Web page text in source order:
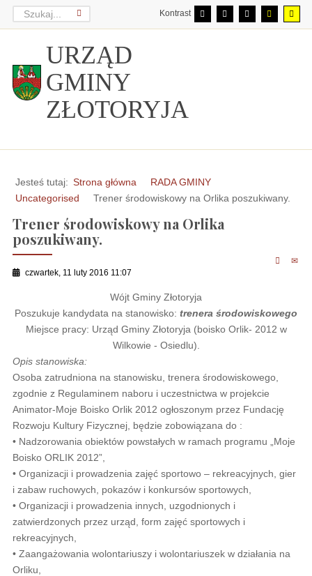
Kontrast
URZĄD
GMINY
ZŁOTORYJA
Jesteś tutaj: Strona główna
RADA GMINY
Uncategorised
Trener środowiskowy na Orlika poszukiwany.
Trener środowiskowy na Orlika
poszukiwany.
czwartek, 11 luty 2016 11:07
Wójt Gminy Złotoryja
Poszukuje kandydata na stanowisko: trenera środowiskowego
Miejsce pracy: Urząd Gminy Złotoryja (boisko Orlik- 2012 w
Wilkowie - Osiedlu).
Opis stanowiska:
Osoba zatrudniona na stanowisku, trenera środowiskowego,
zgodnie z Regulaminem naboru i uczestnictwa w projekcie
Animator-Moje Boisko Orlik 2012 ogłoszonym przez Fundację
Rozwoju Kultury Fizycznej, będzie zobowiązana do :
• Nadzorowania obiektów powstałych w ramach programu „Moje
Boisko ORLIK 2012”,
• Organizacji i prowadzenia zajęć sportowo – rekreacyjnych, gier
i zabaw ruchowych, pokazów i konkursów sportowych,
• Organizacji i prowadzenia innych, uzgodnionych i
zatwierdzonych przez urząd, form zajęć sportowych i
rekreacyjnych,
• Zaangażowania wolontariuszy i wolontariuszek w działania na
Orliku,